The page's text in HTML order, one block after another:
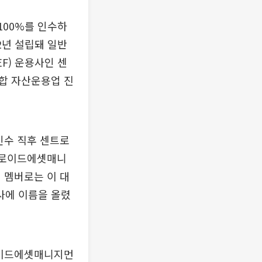
를 인수하
설립돼 일반
운용사인 센
자산운용업 진
직후 센트로
이드에셋매니
버로는 이 대
에 이름을 올렸
에셋매니지먼